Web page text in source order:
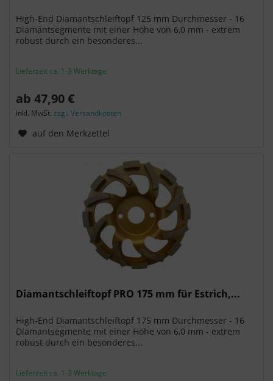
High-End Diamantschleiftopf 125 mm Durchmesser - 16
Diamantsegmente mit einer Höhe von 6,0 mm - extrem
robust durch ein besonderes...
Lieferzeit ca. 1-3 Werktage
ab 47,90 €
inkl. MwSt.zzgl. Versandkosten
auf den Merkzettel
Diamantschleiftopf PRO 175 mm für Estrich,...
High-End Diamantschleiftopf 175 mm Durchmesser - 16
Diamantsegmente mit einer Höhe von 6,0 mm - extrem
robust durch ein besonderes...
Lieferzeit ca. 1-3 Werktage